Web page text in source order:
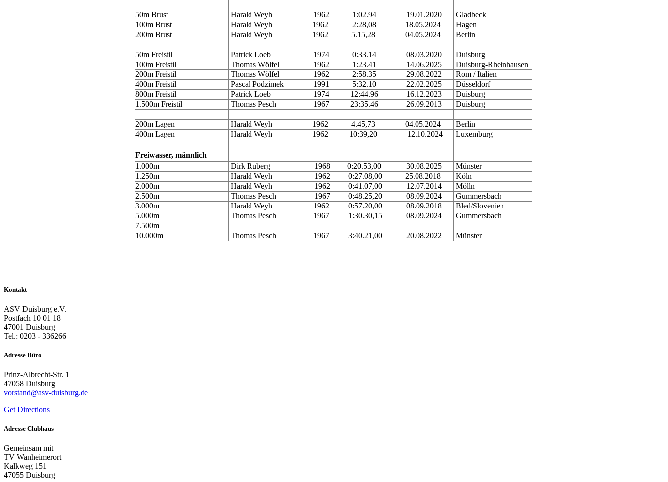
50m Brust Harald Weyh 1962 1:02.94 19.01.2020
Gladbeck
100m Brust
Harald Weyh 1962 2:28,08 18.05.2024
Hagen
200m Brust
Harald Weyh 1962 5.15,28 04.05.2024 Berlin
50m Freistil Patrick Loeb 1974 0:33.14 08.03.2020
Duisburg
100m Freistil
Thomas Wölfel 1962 1:23.41 14.06.2025
Duisburg-Rheinhausen
200m Freistil
Thomas Wölfel 1962 2:58.35 29.08.2022
Rom / Italien
400m Freistil
Pascal Podzimek 1991 5:32.10 22.02.2025
Düsseldorf
800m Freistil
Patrick Loeb 1974 12:44.96 16.12.2023
Duisburg
1.500m Freistil
Thomas Pesch 1967 23:35.46 26.09.2013 Duisburg
200m Lagen Harald Weyh 1962 4.45,73 04.05.2024
Berlin
400m Lagen
Harald Weyh 1962 10:39,20 12.10.2024 Luxemburg
Freiwasser, männlich
1.000m
Dirk Ruberg 1968 0:20.53,00 30.08.2025
Münster
1.250m
Harald Weyh 1962 0:27.08,00 25.08.2018
Köln
2.000m
Harald Weyh 1962 0:41.07,00 12.07.2014
Mölln
2.500m
Thomas Pesch 1967 0:48.25,20 08.09.2024
Gummersbach
3.000m
Harald Weyh 1962 0:57.20,00 08.09.2018
Bled/Slovenien
5.000m
Thomas Pesch 1967 1:30.30,15 08.09.2024
Gummersbach
7.500m
10.000m
Thomas Pesch 1967 3:40.21,00 20.08.2022 Münster
Kontakt
ASV Duisburg e.V.
Postfach 10 01 18
47001 Duisburg
Tel.: 0203 - 336266
Adresse Büro
Prinz-Albrecht-Str. 1
47058 Duisburg
vorstand@asv-duisburg.de
Get Directions
Adresse Clubhaus
Gemeinsam mit
TV Wanheimerort
Kalkweg 151
47055 Duisburg